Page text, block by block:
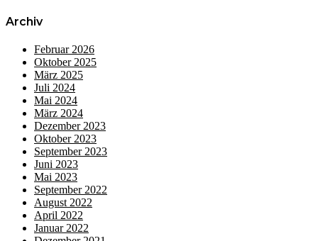
Archiv
Februar 2026
Oktober 2025
März 2025
Juli 2024
Mai 2024
März 2024
Dezember 2023
Oktober 2023
September 2023
Juni 2023
Mai 2023
September 2022
August 2022
April 2022
Januar 2022